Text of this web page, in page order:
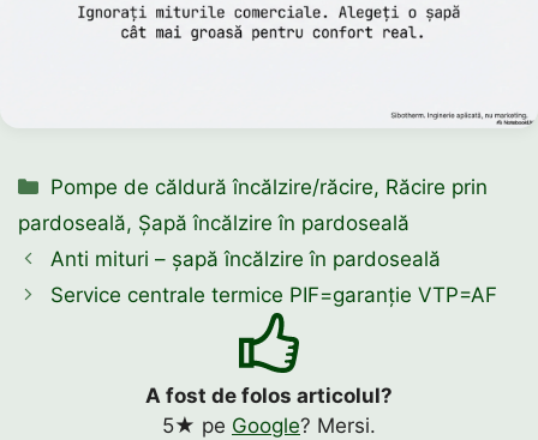
Categorii
Pompe de căldură încălzire/răcire, Răcire prin
pardoseală, Șapă încălzire în pardoseală
Anti mituri – șapă încălzire în pardoseală
Service centrale termice PIF=garanție VTP=AF
A fost de folos articolul?
5★ pe Google? Mersi.